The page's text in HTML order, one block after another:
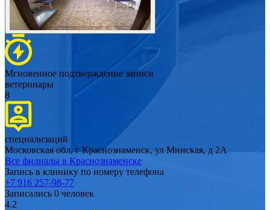
Мгновенное подтверждение записи
ветеринары
8
специализаций
Московская обл, г Краснознаменск, ул Минская, д 2А
Все филиалы в Краснознаменске
Запись в клинику по номеру телефона
+7 916 257-98-77
Записались 0 человек
4.2